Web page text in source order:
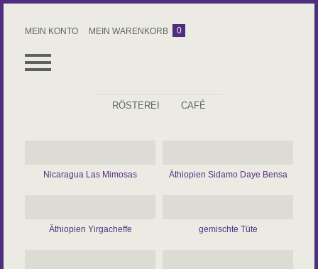
MEIN KONTO MEIN WARENKORB 0
KAFFEE
ZUBEHÖR
RÖSTEREI CAFÉ
Nicaragua Las Mimosas Äthiopien Sidamo Daye Bensa
Äthiopien Yirgacheffe gemischte Tüte